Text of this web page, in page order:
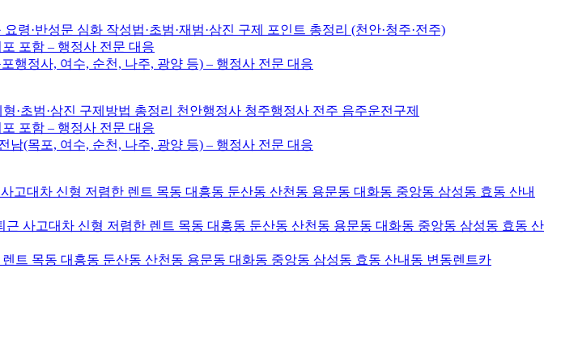
·반성문 심화 작성법·초범·재범·삼진 구제 포인트 총정리 (천안·청주·전주)
포함 – 행정사 전문 대응
행정사, 여수, 순천, 나주, 광양 등) – 행정사 전문 대응
초범·삼진 구제방법 총정리 천안행정사 청주행정사 전주 음주운전구제
포함 – 행정사 전문 대응
남(목포, 여수, 순천, 나주, 광양 등) – 행정사 전문 대응
대차 신형 저렴한 렌트 목동 대흥동 둔산동 산천동 용문동 대화동 중앙동 삼성동 효동 산내
사고대차 신형 저렴한 렌트 목동 대흥동 둔산동 산천동 용문동 대화동 중앙동 삼성동 효동 산
트 목동 대흥동 둔산동 산천동 용문동 대화동 중앙동 삼성동 효동 산내동 변동렌트카